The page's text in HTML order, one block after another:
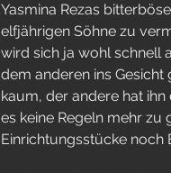
Yasmina Rezas
elfjährigen Söhne zu
wird sich ja wohl schnell
dem anderen ins
kaum, der andere hat
es keine Regeln mehr
Einrichtungsstücke noch